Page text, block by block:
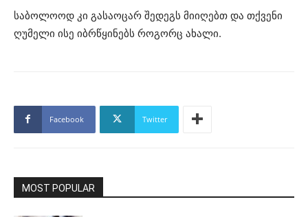
საბოლოოდ კი გასაოცარ შედეგს მიიღებთ და თქვენი
ღუმელი ისე იბრწყინებს როგორც ახალი.
Facebook Twitter
MOST POPULAR